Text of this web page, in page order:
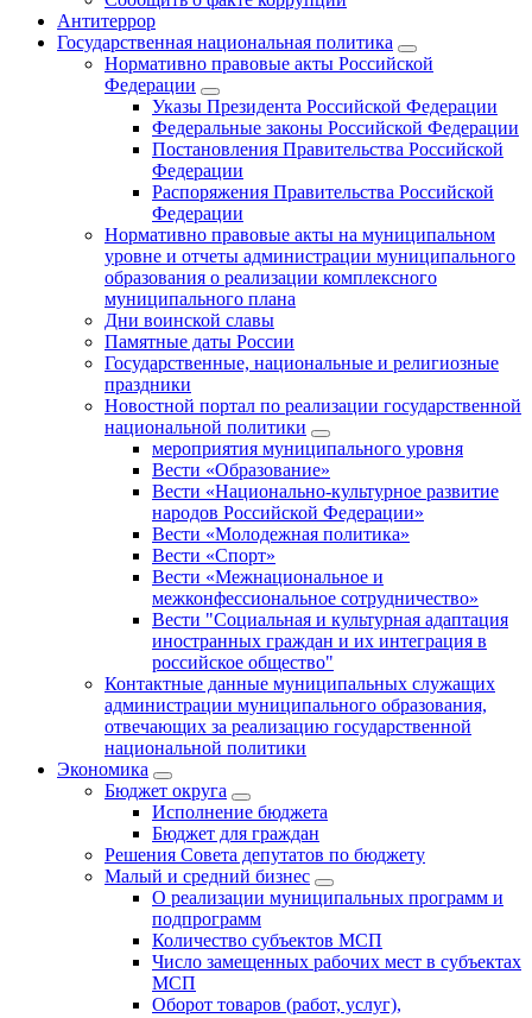
Антитеррор
Государственная национальная политика
Нормативно правовые акты Российской
Федерации
Указы Президента Российской Федерации
Федеральные законы Российской Федерации
Постановления Правительства Российской
Федерации
Распоряжения Правительства Российской
Федерации
Нормативно правовые акты на муниципальном
уровне и отчеты администрации муниципального
образования о реализации комплексного
муниципального плана
Дни воинской славы
Памятные даты России
Государственные, национальные и религиозные
праздники
Новостной портал по реализации государственной
национальной политики
мероприятия муниципального уровня
Вести «Образование»
Вести «Национально-культурное развитие
народов Российской Федерации»
Вести «Молодежная политика»
Вести «Спорт»
Вести «Межнациональное и
межконфессиональное сотрудничество»
Вести "Социальная и культурная адаптация
иностранных граждан и их интеграция в
российское общество"
Контактные данные муниципальных служащих
администрации муниципального образования,
отвечающих за реализацию государственной
национальной политики
Экономика
Бюджет округa
Исполнение бюджета
Бюджет для граждан
Решения Совета депутатов по бюджету
Малый и средний бизнес
О реализации муниципальных программ и
подпрограмм
Количество субъектов МСП
Число замещенных рабочих мест в субъектах
МСП
Оборот товаров (работ, услуг),